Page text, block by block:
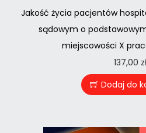
Jakość życia pacjentów
sądowym o
miejscowości X
137,00
Dodaj do